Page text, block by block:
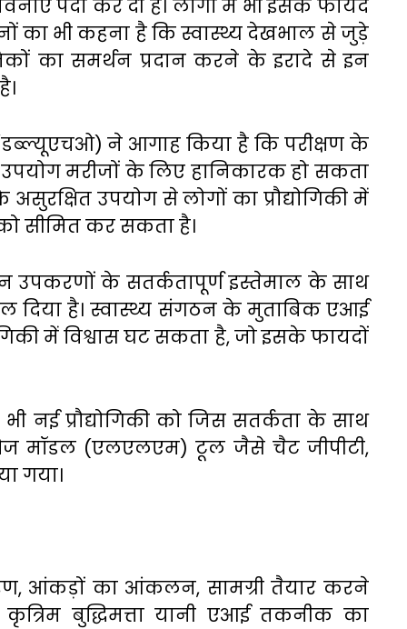
पैदा कर दी हैं। लोगों में भी इसके फायदे
का भी कहना है कि स्वास्थ्य देखभाल से जुड़े
का समर्थन प्रदान करने के इरादे से इन
ने आगाह किया है कि परीक्षण के
उपयोग मरीजों के लिए हानिकारक हो सकता
उपयोग से लोगों का प्रौद्योगिकी में
सीमित कर सकता है।
उपकरणों के सतर्कतापूर्ण इस्तेमाल के साथ
दिया है। स्वास्थ्य संगठन के मुताबिक एआई
में विश्वास घट सकता है, जो इसके फायदों
नई प्रौद्योगिकी को जिस सतर्कता के साथ
मॉडल (एलएलएम) टूल जैसे चैट जीपीटी,
गया।
आंकड़ों का आंकलन, सामग्री तैयार करने
बुद्धिमत्ता यानी एआई तकनीक का